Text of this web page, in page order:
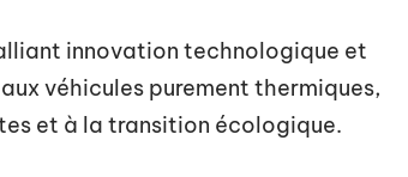
innovation technologique et
véhicules purement thermiques,
et à la transition écologique.